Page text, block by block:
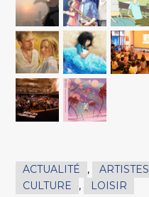
ACTUALITÉ , ARTISTES
CULTURE
, LOISIR